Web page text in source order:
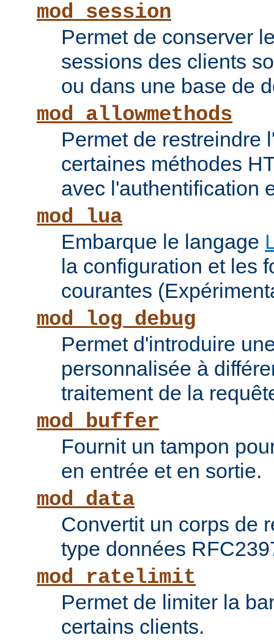
mod_session
Permet de conserver
sessions des clients
ou dans une base de
mod_allowmethods
Permet de restreindre
certaines méthodes
avec l'authentification
mod_lua
Embarque le langage
la configuration et les
courantes
mod_log_debug
Permet d'introduire
personnalisée à
traitement de la
mod_buffer
Fournit un tampon
en entrée et en sortie.
mod_data
Convertit un corps de
type données
mod_ratelimit
Permet de limiter la
certains clients.